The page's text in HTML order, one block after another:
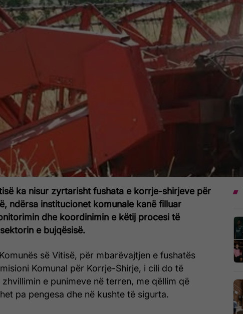
ka nisur zyrtarisht fushata e korrje-shirjeve për
ndërsa institucionet komunale kanë filluar
dhe koordinimin e këtij procesi të
e bujqësisë.
së Vitisë, për mbarëvajtjen e fushatës
Komunal për Korrje-Shirje, i cili do të
e punimeve në terren, me qëllim që
pa pengesa dhe në kushte të sigurta.